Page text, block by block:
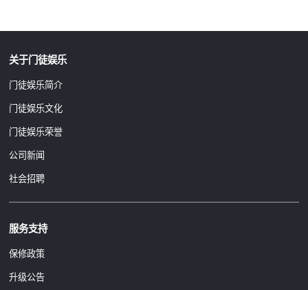
关于门徒娱乐
门徒娱乐简介
门徒娱乐文化
门徒娱乐荣誉
公司新闻
社会招聘
服务支持
保修政策
升级公告